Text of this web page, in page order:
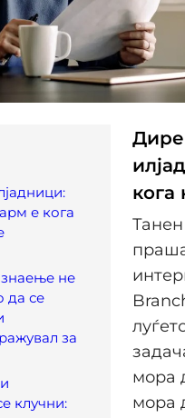
е кога
не
да се
за
клучни:
кога
мора
мора